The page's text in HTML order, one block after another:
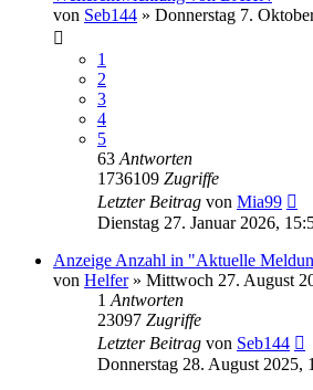
von Seb144 » Donnerstag 7.
1
2
3
4
5
63 Antworten
1736109 Zugriffe
Letzter Beitrag von Mia99
Dienstag 27. Januar 2026,
Anzeige Anzahl in "Aktuelle
von Helfer» Mittwoch 27. August
1 Antworten
23097 Zugriffe
Letzter Beitrag von Seb144
Donnerstag 28. August 2025,